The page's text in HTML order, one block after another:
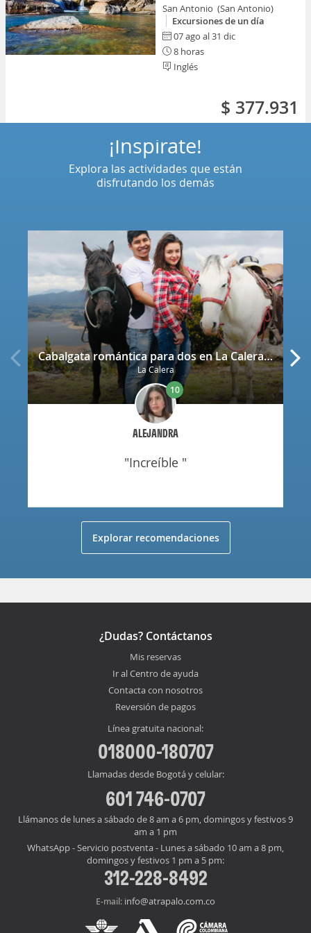
San Antonio (San Antonio)
Excursiones de un día
07 ago al 31 dic
8 horas
Inglés
$ 377.931
Cabalgata romántica para dos en La Calera con decoración
La Calera
ALEJANDRA
10
"increíble "
¡Inspírate!
Explora las actividades que están
disfrutando los demás
Explorar recomendaciones
¿Dudas? Contáctanos
Mis reservas
Ir al Centro de ayuda
Contacta con nosotros
Reversión de pagos
Línea gratuita nacional:
018000-180707
Llamadas desde Bogotá y celular:
601 746-0707
Llámanos de lunes a sábado de 8 am a 6 pm, domingos y festivos 9
am a 1 pm
WhatsApp - Servicio postventa - Lunes a sábado 10 am a 8 pm,
domingos y festivos 1 pm a 5 pm:
312-228-8492
E-mail: info@atrapalo.com.co